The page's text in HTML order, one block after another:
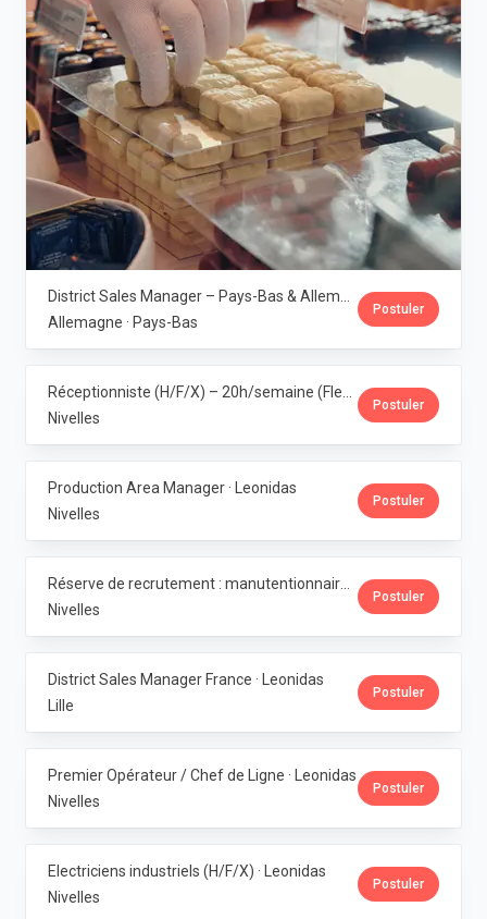
Allemagne · Pays-Bas
Postuler
Nivelles
Postuler
Production Area Manager · Leonidas
Nivelles
Postuler
Nivelles
Postuler
District Sales Manager France · Leonidas
Lille
Postuler
Premier Opérateur / Chef de Ligne · Leonidas
Nivelles
Postuler
Electriciens industriels (H/F/X) · Leonidas
Nivelles
Postuler